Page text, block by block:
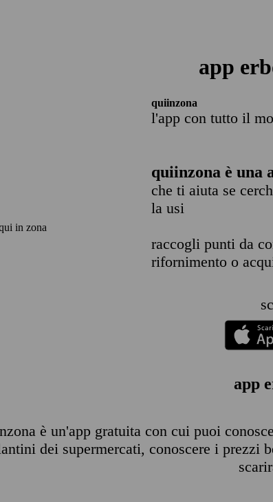
app
quiinzona
l'app con tutto il
quiinzona è una
che ti aiuta se
la usi
raccogli punti da
rifornimento o
app
è un'app gratuita con cui puoi
dei supermercati, conoscere i prezzi